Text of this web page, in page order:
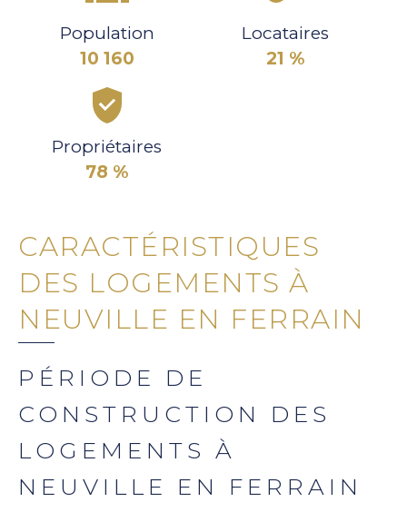
Population
10 160
Locataires
21 %
Propriétaires
78 %
CARACTÉRISTIQUES
DES LOGEMENTS À
NEUVILLE EN FERRAIN
PÉRIODE DE
CONSTRUCTION DES
LOGEMENTS À
NEUVILLE EN FERRAIN